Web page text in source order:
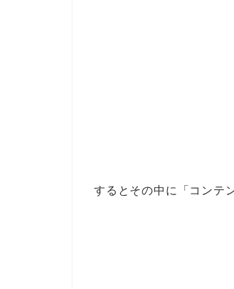
するとその中に「コンテ